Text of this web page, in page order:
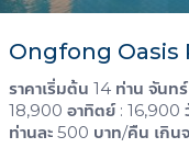
Ongfong Oasis
ราคาเริ่มต้น 14 ท่าน จันท
18,900 อาทิตย์ :
ท่านละ 500 บาท/คืน เกิน